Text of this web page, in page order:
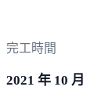
完工時間
2021 年 10 月